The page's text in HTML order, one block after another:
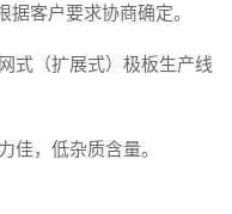
据客户要求协商确定。
式（扩展式）极板生产线
佳，低杂质含量。